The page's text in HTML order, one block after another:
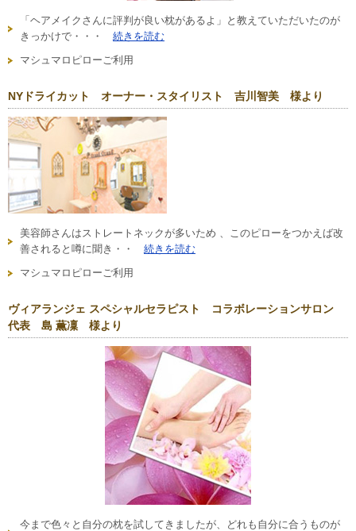
「ヘアメイクさんに評判が良い枕があるよ」と教えていただいたのが
きっかけで・・・ 続きを読む
マシュマロピローご利用
NYドライカット オーナー・スタイリスト 吉川智美 様より
美容師さんはストレートネックが多いため 、このピローをつかえば改
善されると噂に聞き・・ 続きを読む
マシュマロピローご利用
ヴィアランジェ スペシャルセラピスト コラボレーションサロン
代表 島 薫凜 様より
今まで色々と自分の枕を試してきましたが、どれも自分に合うものが